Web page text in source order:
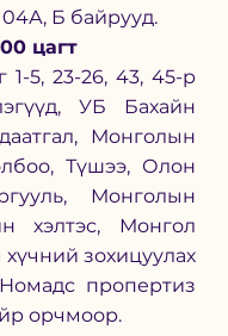
Б байрууд.
цагт
5, 23-26, 43, 45-р
УБ Бахайн
Монголын
Түшээ, Олон
Монголын
хэлтэс, Монгол
зохицуулах
пропертиз
орчмоор.